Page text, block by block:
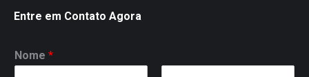
Entre em Contato Agora
Nome *